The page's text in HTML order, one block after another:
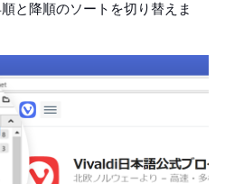
と降順のソートを切り替えま